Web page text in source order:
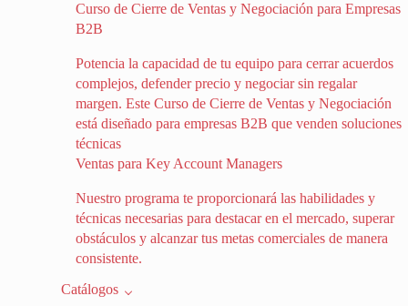
Curso de Cierre de Ventas y Negociación para Empresas
B2B
Potencia la capacidad de tu equipo para cerrar acuerdos
complejos, defender precio y negociar sin regalar
margen. Este Curso de Cierre de Ventas y Negociación
está diseñado para empresas B2B que venden soluciones
técnicas
Ventas para Key Account Managers
Nuestro programa te proporcionará las habilidades y
técnicas necesarias para destacar en el mercado, superar
obstáculos y alcanzar tus metas comerciales de manera
consistente.
Catálogos